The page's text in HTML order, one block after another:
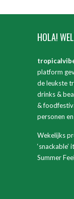
HOLA!
platform
de leukste
drinks &
&
personen
Wekelijks
Summer